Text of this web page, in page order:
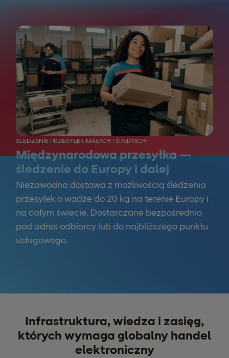
ŚLEDZENIE PRZESYŁEK MAŁYCH I ŚREDNICH
Międzynarodowa przesyłka —
śledzenie do Europy i dalej
Niezawodna dostawa z możliwością śledzenia
przesyłek o wadze do 20 kg na terenie Europy i
na całym świecie. Dostarczane bezpośrednio
pod adres odbiorcy lub do najbliższego punktu
usługowego.
Infrastruktura, wiedza i zasięg,
których wymaga globalny handel
elektroniczny